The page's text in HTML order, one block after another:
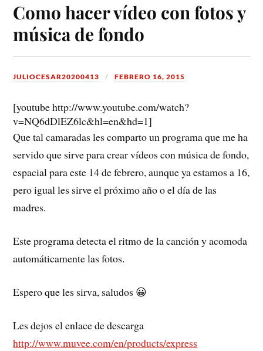
Como hacer vídeo con fotos y
música de fondo
JULIOCESAR20200413 FEBRERO 16, 2015
[youtube http://www.youtube.com/watch?
v=NQ6dDlEZ6lc&hl=en&hd=1]
Que tal camaradas les comparto un programa que me ha
servido que sirve para crear vídeos con música de fondo,
espacial para este 14 de febrero, aunque ya estamos a 16,
pero igual les sirve el próximo año o el día de las
madres.
Este programa detecta el ritmo de la canción y acomoda
automáticamente las fotos.
Espero que les sirva, saludos 😀
Les dejos el enlace de descarga
http://www.muvee.com/en/products/express